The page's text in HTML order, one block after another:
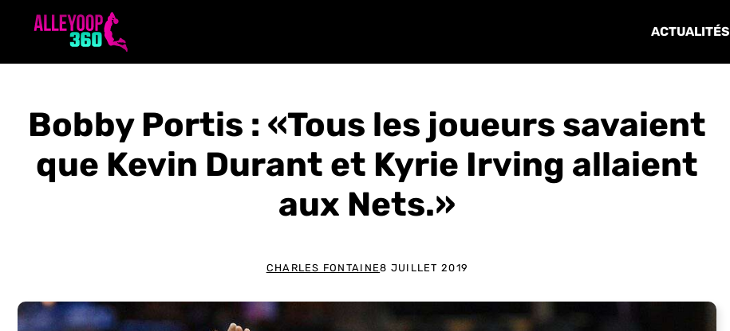
ACTUALITÉS
Bobby Portis : «Tous les joueurs savaient
que Kevin Durant et Kyrie Irving allaient
aux Nets.»
CHARLES FONTAINE8 JUILLET 2019